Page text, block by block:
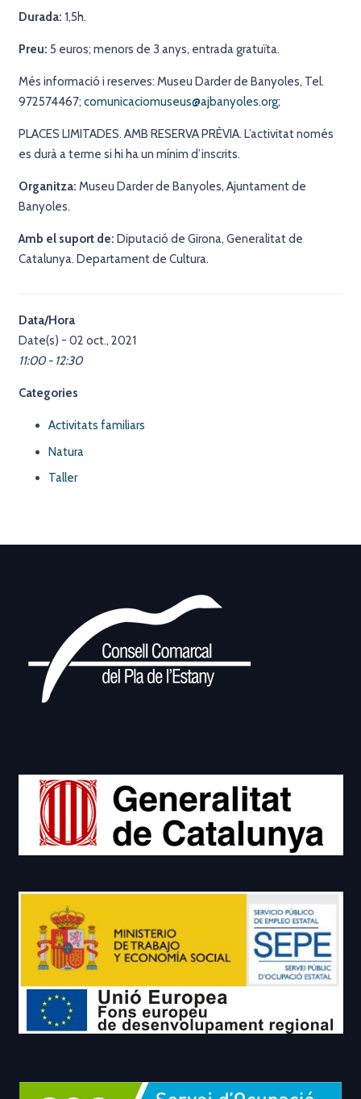
Durada: 1,5h.
Preu: 5 euros; menors de 3 anys, entrada gratuïta.
Més informació i reserves: Museu Darder de Banyoles, Tel.
972574467; comunicaciomuseus@ajbanyoles.org;
PLACES LIMITADES. AMB RESERVA PRÈVIA. L’activitat només
es durà a terme si hi ha un mínim d’inscrits.
Organitza: Museu Darder de Banyoles, Ajuntament de
Banyoles.
Amb el suport de: Diputació de Girona, Generalitat de
Catalunya. Departament de Cultura.
Data/Hora
Date(s) - 02 oct., 2021
11:00 - 12:30
Categories
Activitats familiars
Natura
Taller